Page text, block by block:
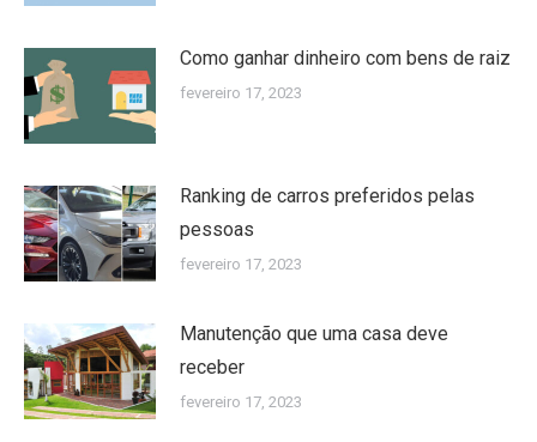
Como ganhar dinheiro com bens de raiz
fevereiro 17, 2023
Ranking de carros preferidos pelas
pessoas
fevereiro 17, 2023
Manutenção que uma casa deve
receber
fevereiro 17, 2023